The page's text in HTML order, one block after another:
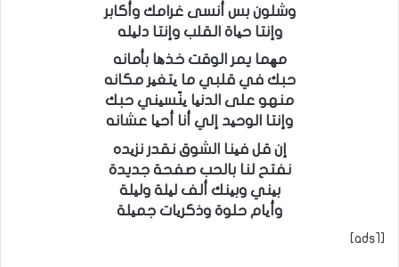
وشلون بس أنسى غرامك وأكابر
وإنتا حیاة القلب وإنتا دلیله
مھما يمر الوقت خذھا بأمانه
حبك في قلبي ما یتغیر مكانه
منهو على الدنیا ینّسیني حبك
وإنتا الوحید إلي أنا أحیا عشانه
إن قل فینا الشوق نقدر نزیده
نفتح لنا بالحب صفحة جديدة
بیني وبینك ألف لیلة ولیلة
وأیام حلوة وذكریات جمیلة
[ads1]